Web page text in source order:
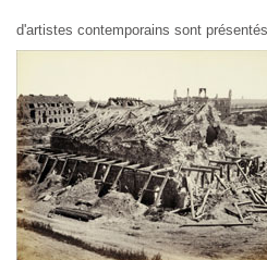
d'artistes contemporains sont